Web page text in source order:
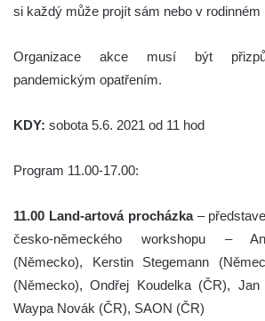
si každý může projít sám nebo v rodinném
Organizace akce musí být
pandemickým opatřením.
KDY: sobota 5.6. 2021 od 11 hod
Program 11.00-17.00:
11.00 Land-artová procházka–
česko-německého workshopu –
(Německo), Kerstin Stegemann
(Německo), Ondřej Koudelka (ČR),
Waypa Novák (ČR), SAON (ČR)